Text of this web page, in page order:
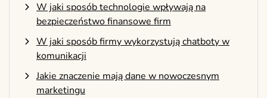
W jaki sposób technologie wpływają na
bezpieczeństwo finansowe firm
W jaki sposób firmy wykorzystują chatboty w
komunikacji
Jakie znaczenie mają dane w nowoczesnym
marketingu